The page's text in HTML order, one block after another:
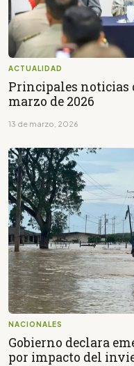
ACTUALIDAD
Principales noticias
marzo de 2026
13 de marzo, 2026
NACIONALES
Gobierno declara
por impacto del